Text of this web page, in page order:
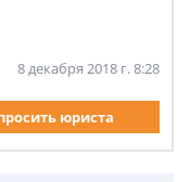
8 декабря 2018 г. 8:28
юриста